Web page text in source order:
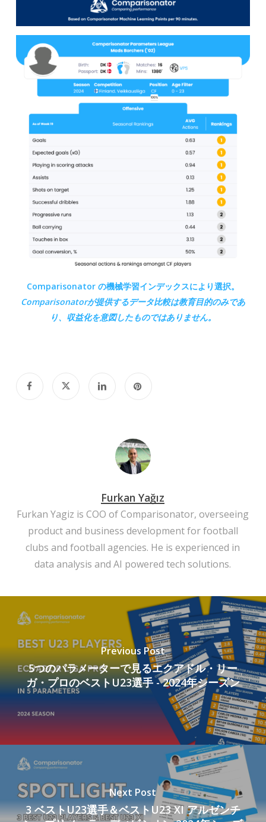
Comparisonator の機械学習インデックスにより選択。
Comparisonatorが提供するデータ比較は教育目的のみであ
り、収益化を意図したものではありません。
Furkan Yağız
Furkan Yagiz is COO of Comparisonator, overseeing
product and business development for football
clubs and football agencies. He is experienced in
data analysis and AI powered tech solutions.
Previous Post
5つのパラメーターで見るエクアドル・リー
ガ・プロのベストU23選手 - 2024年シーズン
Next Post
3 ベストU23選手＆ベストU23 XI アルゼンチ